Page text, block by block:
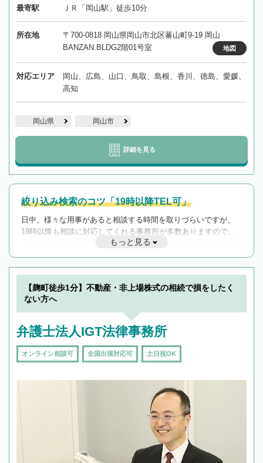
最寄駅 ＪＲ「岡山駅」徒歩10分
所在地
〒700-0818 岡山県岡山市北区蕃山町9-19 岡山
BANZAN.BLDG2階01号室
地図
対応エリア
岡山、広島、山口、鳥取、島根、香川、徳島、愛媛、
高知
岡山県 岡山市
詳細を見る
絞り込み検索のコツ「19時以降TEL可」
日中、様々な用事があると相談する時間を取りづらいですが、
19時以降も相談に対応してくれる事務所が多数ありますので、
遅い時間の相談が増えそうな場合はそのような事務所に絞り込
んで検索してみましょう。
19時以降TEL可の条件
を加えて再検索
もっと見る
【麹町徒歩1分】不動産・非上場株式の相続で損をしたく
ない方へ
弁護士法人IGT法律事務所
オンライン相談可 全国出張対応可 土日祝OK